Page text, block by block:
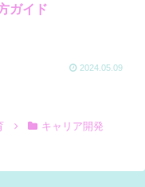
ガイド
2024.05.09
キャリア開発